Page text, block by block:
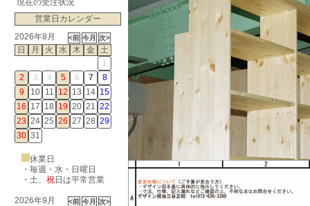
現在の受注状況
営業日カレンダー
2026年8月
日
月 火 水 木 金
土
1
2
3 4 5 6 7
8
9
10 11 12 13 14 15
16 17 18 19 20 21 22
23 24 25 26 27 28 29
30 31
休業日
・毎週・水・日曜日
・ 土、 祝日は平常営業
2026年9月